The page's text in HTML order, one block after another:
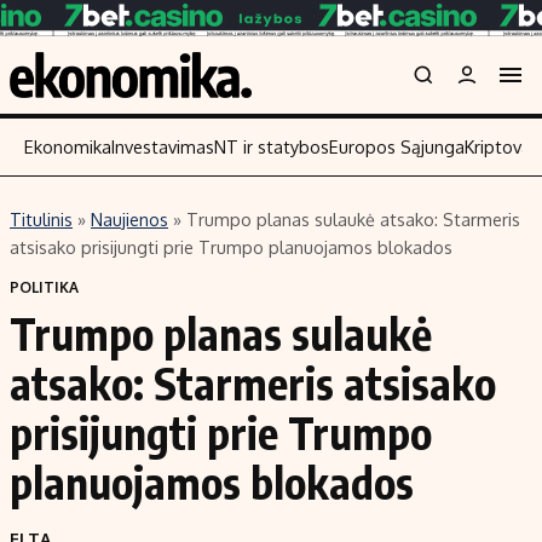
Turinys
Naujienos
Aplinka
Energetika
Ekonomika
Politika
NT ir statybos
Žemės ūkis
EkonomikaInvestavimasNT ir statybosEuropos Sąjunga
Titulinis » Naujienos » Trumpo planas sulaukė atsako: Starmeris
atsisako prisijungti prie Trumpo planuojamos blokados
POLITIKA
Trumpo planas sulaukė
atsako: Starmeris atsisako
prisijungti prie Trumpo
planuojamos blokados